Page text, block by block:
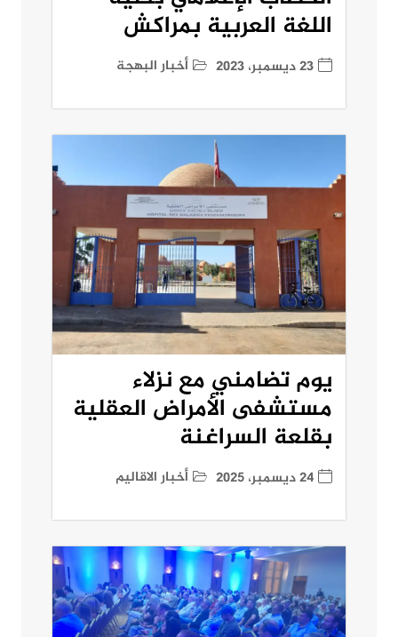
اللغة العربية بمراكش
23 ديسمبر، 2023 أخبار البهجة
يوم تضامني مع نزلاء
مستشفى الأمراض العقلية
بقلعة السراغنة
24 ديسمبر، 2025 أخبار الاقاليم